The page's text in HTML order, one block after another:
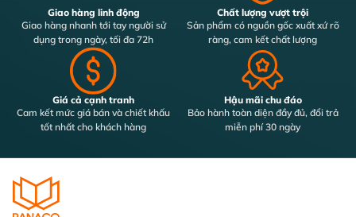
mọi nơi.
Bảo mật cao:Nhiều lớp mã hóa và tính năng quản
lý người dùng giúp kiểm soát truy cập hiệu quả.
Mua đầu ghi hình IP chính hãng, giá
tốt tại PANACO
PANACO là đơn vị chuyên cung cấp camera an ninhvà các
lớn như Hikvision, Dahua, KBVision… với chính sách bảo hành
dài hạn, hỗ trợ lắp đặt tận nơi và tư vấn cấu hình tối ưu. Dù
bạn cần
chúng tôi đều có phương án phù hợp và tiết kiệm nhất.
Giao hàng linh động
Giao hàng nhanh tới tay người sử
dụng trong ngày, tối đa 72h
Chất lượng vượt trội
Sản phẩm có nguồn gốc xuất xứ rõ
ràng, cam kết chất lượng
Giá cả cạnh tranh
Cam kết mức giá bán và chiết khấu
tốt nhất cho khách hàng
Hậu mãi chu đáo
Bảo hành toàn diện đầy đủ, đổi trả
miễn phí 30 ngày